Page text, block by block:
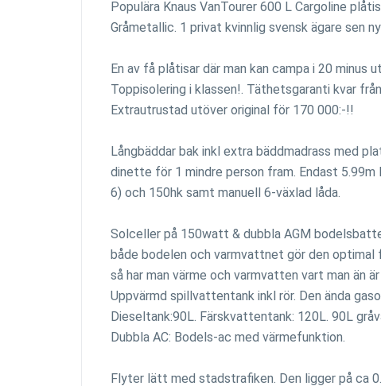
Populära Knaus VanTourer 600 L Cargoline
Gråmetallic. 1 privat kvinnlig svensk ägare sen
En av få plåtisar där man kan campa i 20 minus
Toppisolering i klassen!. Täthetsgaranti kvar
Extrautrustad utöver original för 170 000:-!!
Långbäddar bak inkl extra bäddmadrass med
dinette för 1 mindre person fram. Endast
6) och 150hk samt manuell 6-växlad låda.
Solceller på 150watt & dubbla AGM
både bodelen och varmvattnet gör den optimal
så har man värme och varmvatten vart man än
Uppvärmd spillvattentank inkl rör. Den ända
Dieseltank:90L. Färskvattentank: 120L. 90L
Dubbla AC: Bodels-ac med värmefunktion.
Flyter lätt med stadstrafiken. Den ligger på ca